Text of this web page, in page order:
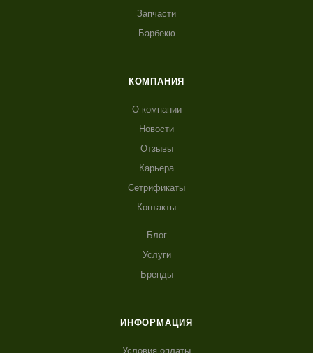
Запчасти
Барбекю
КОМПАНИЯ
О компании
Новости
Отзывы
Карьера
Сетрификаты
Контакты
Блог
Услуги
Бренды
ИНФОРМАЦИЯ
Условия оплаты